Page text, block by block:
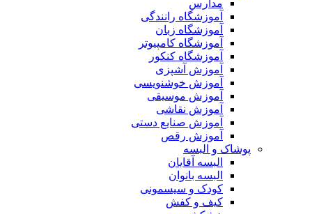
مدارس
آموزشگاه رانندگی
آموزشگاه زبان
آموزشگاه کامپیوتر
آموزشگاه کنکور
آموزش آشپزی
آموزش خوشنویسی
آموزش موسیقی
آموزش نقاشی
آموزش صنایع دستی
آموزش رقص
پوشاک و البسه
البسه آقایان
البسه بانوان
کودک و سیسمونی
کیف و کفش